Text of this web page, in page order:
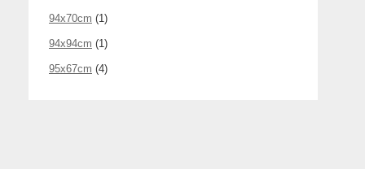
94x70cm (1)
94x94cm (1)
95x67cm (4)